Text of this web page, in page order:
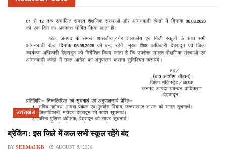
उत्तराखंड
ब्रेकिंग : इस जिले में कल सभी स्कूल रहेंगे बंद
BY SEEMAUKB AUGUST 5, 2026